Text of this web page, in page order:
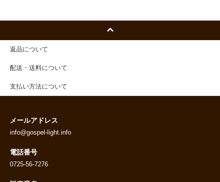
返品について
配送・送料について
支払い方法について
メールアドレス
info@gospel-light.info
電話番号
0725-56-7276